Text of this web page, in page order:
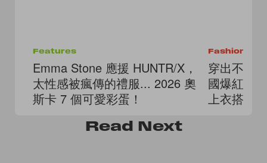
Features
Emma Stone 應援 HUNTR/X，
太性感被瘋傳的禮服... 2026 奧
斯卡 7 個可愛彩蛋！
Fashion
穿出不撞
國爆紅小
上衣搭也
Read Next